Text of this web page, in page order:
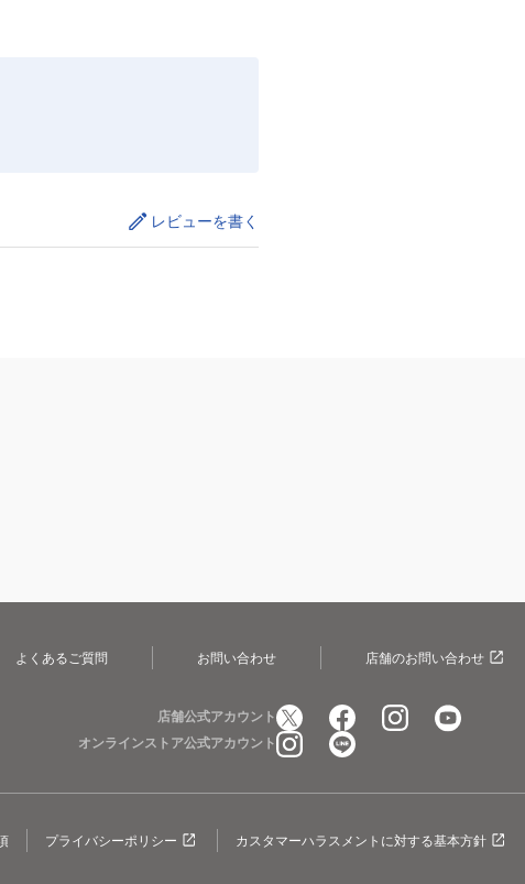
レビューを書く
よくあるご質問 お問い合わせ 店舗のお問い合わせ
店舗公式アカウント
オンラインストア公式アカウント
プライバシーポリシー カスタマーハラスメントに対する基本方針